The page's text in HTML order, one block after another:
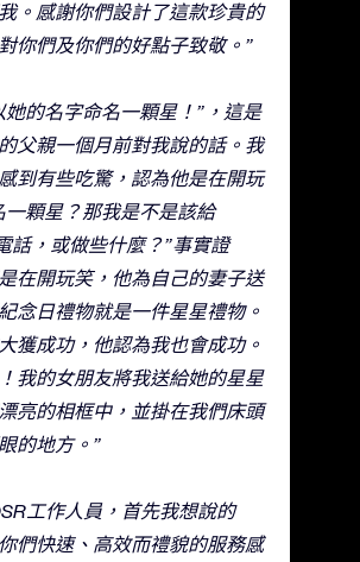
。感謝你們設計了這款珍貴的
你們及你們的好點子致敬。”
她的名字命名一顆星！”，這是
父親一個月前對我說的話。我
到有些吃驚，認為他是在開玩
一顆星？那我是不是該給
話，或做些什麼？”事實證
在開玩笑，他為自己的妻子送
念日禮物就是一件星星禮物。
獲成功，他認為我也會成功。
我的女朋友將我送給她的星星
亮的相框中，並掛在我們床頭
的地方。”
工作人員，首先我想說的
們快速、高效而禮貌的服務感